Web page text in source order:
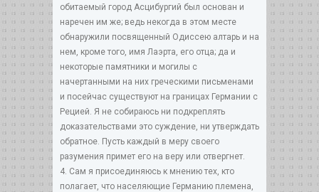
обитаемый город Асцибургий был основан и
наречен им же; ведь некогда в этом месте
обнаружили посвященный Одиссею алтарь и на
нем, кроме того, имя Лаэрта, его отца; да и
некоторые памятники и могилы с
начертанными на них греческими письменами
и посейчас существуют на границах Германии с
Рецией. Я не собираюсь ни подкреплять
доказательствами это суждение, ни утверждать
обратное. Пусть каждый в меру своего
разумения примет его на веру или отвергнет.
4. Сам я присоединяюсь к мнению тех, кто
полагает, что населяющие Германию племена,